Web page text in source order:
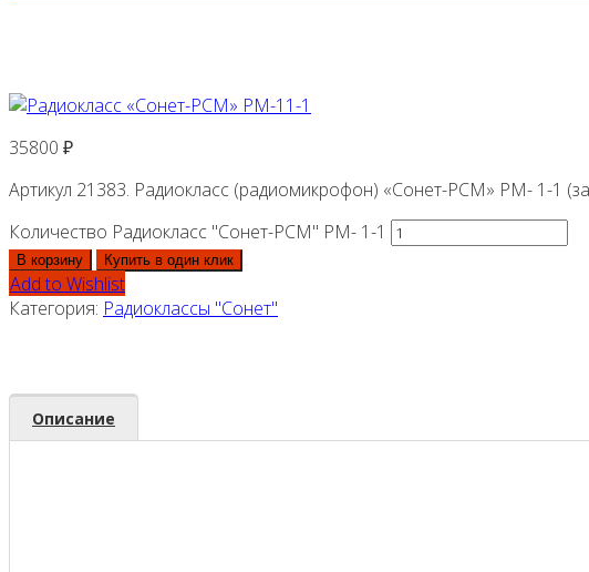
35800 ₽
Артикул 21383. Радиокласс (радиомикрофон) «Сонет-РСМ» РМ- 1-1
Количество Радиокласс "Сонет-РСМ" РМ- 1-1
В корзину Купить в один клик
Add to Wishlist
Категория: Радиоклассы "Сонет"
Описание